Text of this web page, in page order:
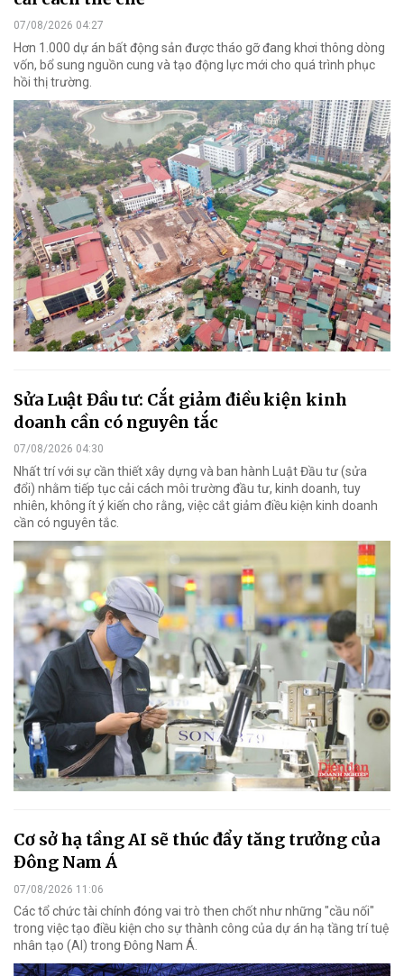
07/08/2026 04:27
Hơn 1.000 dự án bất động sản được tháo gỡ đang khơi thông dòng
vốn, bổ sung nguồn cung và tạo động lực mới cho quá trình phục
hồi thị trường.
Sửa Luật Đầu tư: Cắt giảm điều kiện kinh
doanh cần có nguyên tắc
07/08/2026 04:30
Nhất trí với sự cần thiết xây dựng và ban hành Luật Đầu tư (sửa
đổi) nhằm tiếp tục cải cách môi trường đầu tư, kinh doanh, tuy
nhiên, không ít ý kiến cho rằng, việc cắt giảm điều kiện kinh doanh
cần có nguyên tắc.
Cơ sở hạ tầng AI sẽ thúc đẩy tăng trưởng của
Đông Nam Á
07/08/2026 11:06
Các tổ chức tài chính đóng vai trò then chốt như những "cầu nối"
trong việc tạo điều kiện cho sự thành công của dự án hạ tầng trí tuệ
nhân tạo (AI) trong Đông Nam Á.